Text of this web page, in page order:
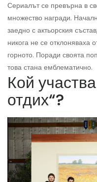
Сериалът се превърна в
множество награди.
заедно с актьорския
никога не се отклоняваха
горното. Поради своята
това стана емблематично.
Кой
отдих“?